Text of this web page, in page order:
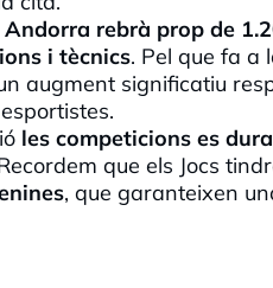
Andorra rebrà prop de
i tècnics. Pel que fa a
augment significatiu
les competicions es
que els Jocs
, que garanteixen